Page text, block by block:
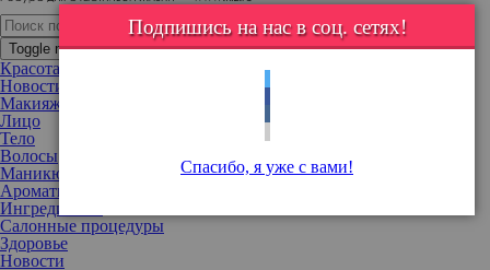
Toggle navigation
Красота
Новости
Макияж
Лицо
Тело
Волосы
Маникюр
Ароматы
Ингредиенты
Салонные процедуры
Здоровье
Новости
Подпишись на нас в соц. сетях!
Спасибо, я уже с вами!